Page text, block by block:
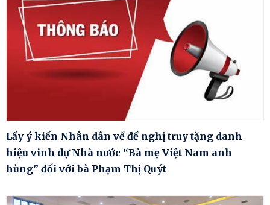
Lấy ý kiến Nhân dân về đề nghị truy tặng danh
hiệu vinh dự Nhà nước “Bà mẹ Việt Nam anh
hùng” đối với bà Phạm Thị Quýt